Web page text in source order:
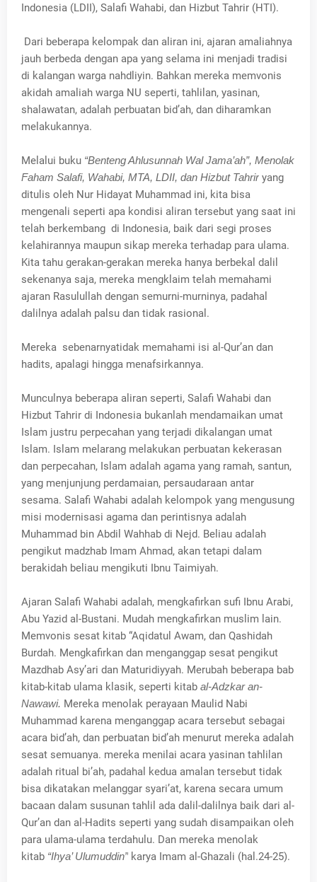
Indonesia (LDII), Salafi Wahabi, dan Hizbut Tahrir (HTI).
Dari beberapa kelompak dan aliran ini, ajaran amaliahnya
jauh berbeda dengan apa yang selama ini menjadi tradisi
di kalangan warga nahdliyin. Bahkan mereka memvonis
akidah amaliah warga NU seperti, tahlilan, yasinan,
shalawatan, adalah perbuatan bid’ah, dan diharamkan
melakukannya.
Melalui buku “Benteng Ahlusunnah Wal Jama’ah”, Menolak
Faham Salafi, Wahabi, MTA, LDII, dan Hizbut Tahrir yang
ditulis oleh Nur Hidayat Muhammad ini, kita bisa
mengenali seperti apa kondisi aliran tersebut yang saat ini
telah berkembang di Indonesia, baik dari segi proses
kelahirannya maupun sikap mereka terhadap para ulama.
Kita tahu gerakan-gerakan mereka hanya berbekal dalil
sekenanya saja, mereka mengklaim telah memahami
ajaran Rasulullah dengan semurni-murninya, padahal
dalilnya adalah palsu dan tidak rasional.
Mereka sebenarnyatidak memahami isi al-Qur’an dan
hadits, apalagi hingga menafsirkannya.
Munculnya beberapa aliran seperti, Salafi Wahabi dan
Hizbut Tahrir di Indonesia bukanlah mendamaikan umat
Islam justru perpecahan yang terjadi dikalangan umat
Islam. Islam melarang melakukan perbuatan kekerasan
dan perpecahan, Islam adalah agama yang ramah, santun,
yang menjunjung perdamaian, persaudaraan antar
sesama. Salafi Wahabi adalah kelompok yang mengusung
misi modernisasi agama dan perintisnya adalah
Muhammad bin Abdil Wahhab di Nejd. Beliau adalah
pengikut madzhab Imam Ahmad, akan tetapi dalam
berakidah beliau mengikuti Ibnu Taimiyah.
Ajaran Salafi Wahabi adalah, mengkafirkan sufi Ibnu Arabi,
Abu Yazid al-Bustani. Mudah mengkafirkan muslim lain.
Memvonis sesat kitab “Aqidatul Awam, dan Qashidah
Burdah. Mengkafirkan dan menganggap sesat pengikut
Mazdhab Asy’ari dan Maturidiyyah. Merubah beberapa bab
kitab-kitab ulama klasik, seperti kitab al-Adzkar an-
Nawawi. Mereka menolak perayaan Maulid Nabi
Muhammad karena menganggap acara tersebut sebagai
acara bid’ah, dan perbuatan bid’ah menurut mereka adalah
sesat semuanya. mereka menilai acara yasinan tahlilan
adalah ritual bi’ah, padahal kedua amalan tersebut tidak
bisa dikatakan melanggar syari’at, karena secara umum
bacaan dalam susunan tahlil ada dalil-dalilnya baik dari al-
Qur’an dan al-Hadits seperti yang sudah disampaikan oleh
para ulama-ulama terdahulu. Dan mereka menolak
kitab “Ihya’ Ulumuddin” karya Imam al-Ghazali (hal.24-25).